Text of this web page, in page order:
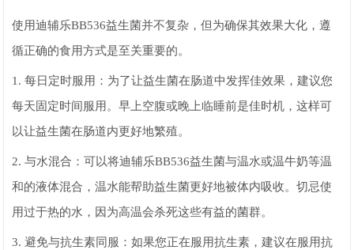
使用迪辅乐BB536益生菌并不复杂，但为确保其效果大化，遵
循正确的食用方式是至关重要的。
1. 每日定时服用：为了让益生菌在肠道中发挥佳效果，建议您
每天固定时间服用。早上空腹或晚上临睡前是佳时机，这样可
以让益生菌在肠道内更好地繁殖。
2. 与水混合：可以将迪辅乐BB536益生菌与温水或温牛奶等温
和的液体混合，温水能帮助益生菌更好地被体内吸收。切忌使
用过于热的水，因为高温会杀死这些有益的菌群。
3. 避免与抗生素同服：如果您正在服用抗生素，建议在服用抗